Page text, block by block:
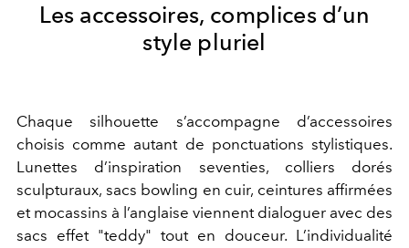
Les accessoires, complices d’un
style pluriel
Chaque silhouette s’accompagne d’accessoires
choisis comme autant de ponctuations stylistiques.
Lunettes d’inspiration seventies, colliers dorés
sculpturaux, sacs bowling en cuir, ceintures affirmées
et mocassins à l’anglaise viennent dialoguer avec des
sacs effet "teddy" tout en douceur. L’individualité